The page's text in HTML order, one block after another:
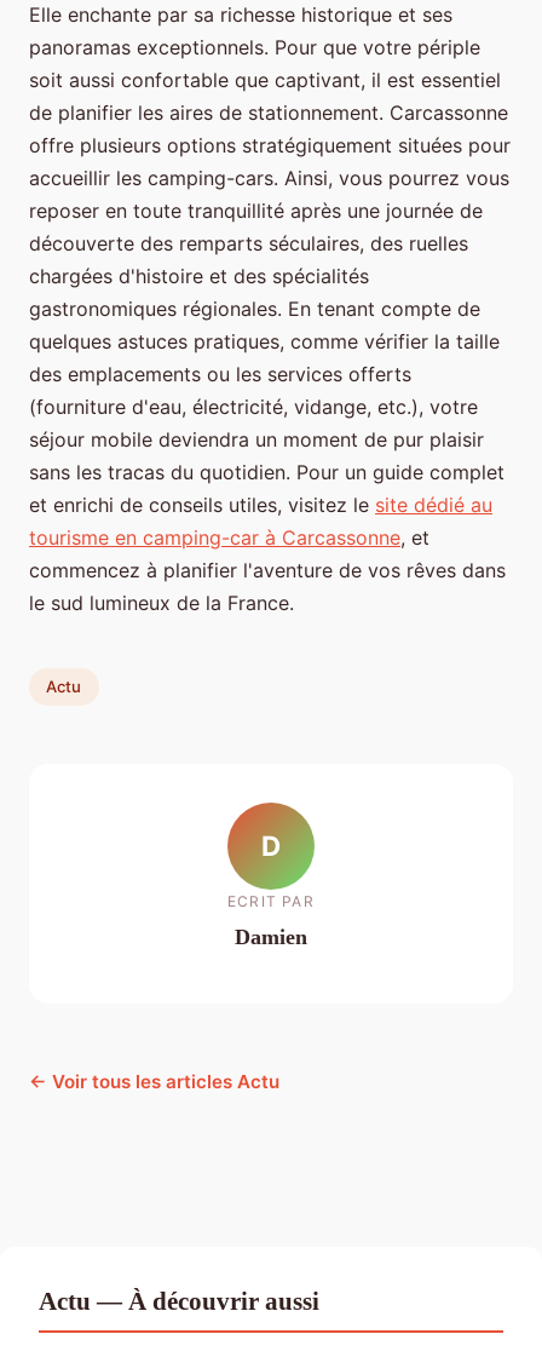
Elle enchante par sa richesse historique et ses
panoramas exceptionnels. Pour que votre périple
soit aussi confortable que captivant, il est essentiel
de planifier les aires de stationnement. Carcassonne
offre plusieurs options stratégiquement situées pour
accueillir les camping-cars. Ainsi, vous pourrez vous
reposer en toute tranquillité après une journée de
découverte des remparts séculaires, des ruelles
chargées d'histoire et des spécialités
gastronomiques régionales. En tenant compte de
quelques astuces pratiques, comme vérifier la taille
des emplacements ou les services offerts
(fourniture d'eau, électricité, vidange, etc.), votre
séjour mobile deviendra un moment de pur plaisir
sans les tracas du quotidien. Pour un guide complet
et enrichi de conseils utiles, visitez le site dédié au
tourisme en camping-car à Carcassonne, et
commencez à planifier l'aventure de vos rêves dans
le sud lumineux de la France.
Actu
D
ECRIT PAR
Damien
← Voir tous les articles Actu
Actu — À découvrir aussi